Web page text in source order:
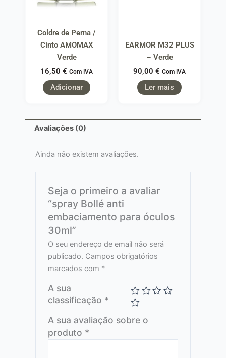
Coldre de Perna /
Cinto AMOMAX
Verde
16,50 € Com IVA
Adicionar
EARMOR M32 PLUS
– Verde
90,00 € Com IVA
Ler mais
Avaliações (0)
Ainda não existem avaliações.
Seja o primeiro a avaliar
“spray Bollé anti
embaciamento para óculos
30ml”
O seu endereço de email não será
publicado. Campos obrigatórios
marcados com *
A sua
classificação *
A sua avaliação sobre o
produto *